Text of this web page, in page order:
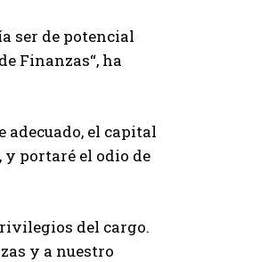
ser de potencial
Finanzas“, ha
adecuado, el capital
y portaré el odio de
del cargo.
y a nuestro